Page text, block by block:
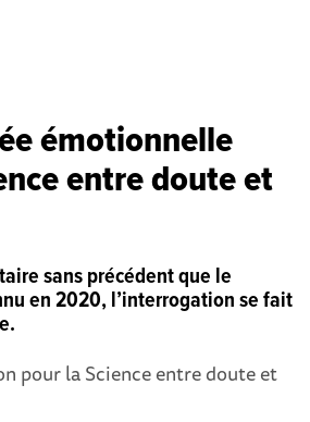
émotionnelle
entre doute et
sans précédent que le
en 2020, l’interrogation se fait
pour la Science entre doute et